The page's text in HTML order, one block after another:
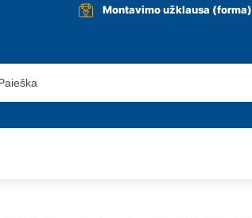
Montavimo užklausa (forma)